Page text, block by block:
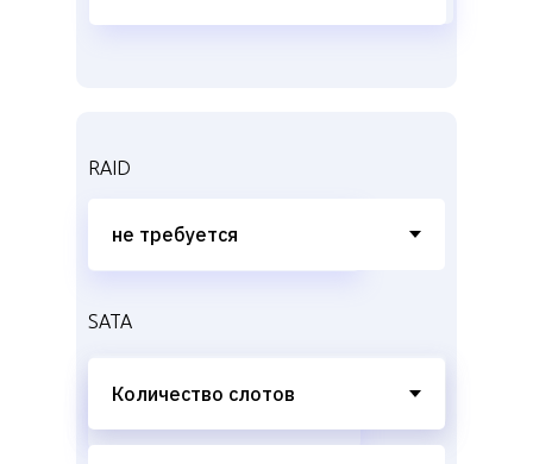
SATA
RAID